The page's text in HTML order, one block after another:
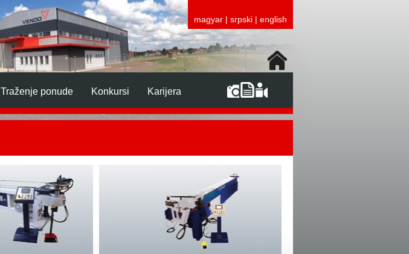
magyar | srpski | english
Traženje ponude Konkursi Karijera